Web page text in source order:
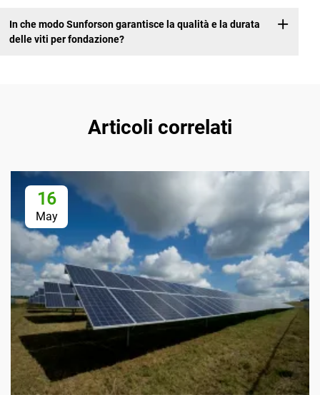
In che modo Sunforson garantisce la qualità e la durata
delle viti per fondazione?
Articoli correlati
16
May